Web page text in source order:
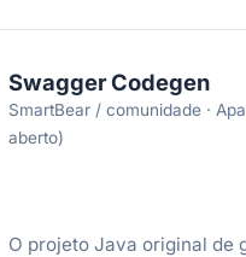
Swagger Codegen
SmartBear / comunidade ·
aberto)
O projeto Java original de